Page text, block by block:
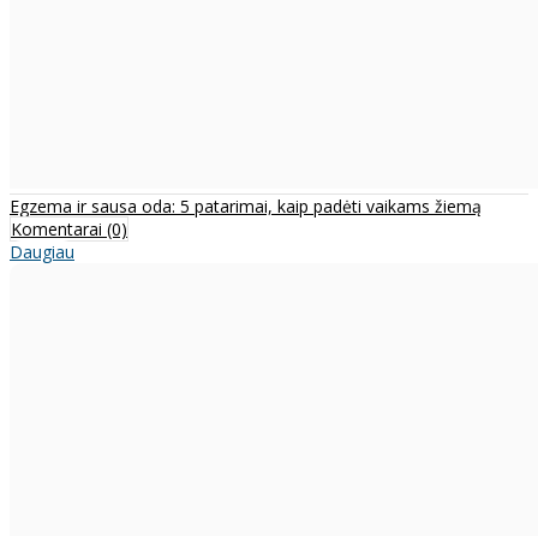
Egzema ir sausa oda: 5 patarimai, kaip padėti vaikams žiemą
Komentarai (0)
Daugiau